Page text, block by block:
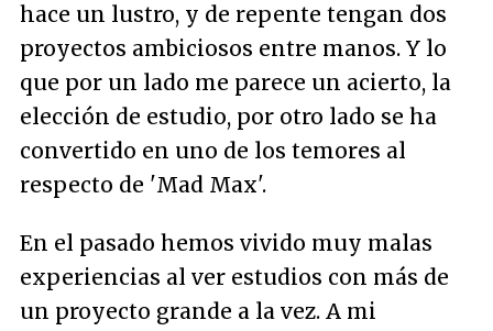
hace un lustro, y de repente tengan dos
proyectos ambiciosos entre manos. Y lo
que por un lado me parece un acierto, la
elección de estudio, por otro lado se ha
convertido en uno de los temores al
respecto de 'Mad Max'.
En el pasado hemos vivido muy malas
experiencias al ver estudios con más de
un proyecto grande a la vez. A mi